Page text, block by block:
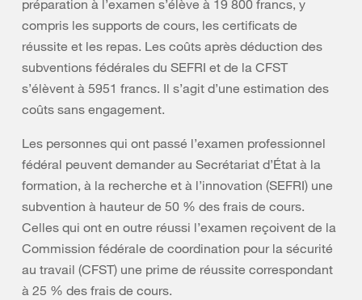
préparation à l’examen s’élève à 19 800 francs, y
compris les supports de cours, les certificats de
réussite et les repas. Les coûts après déduction des
subventions fédérales du SEFRI et de la CFST
s’élèvent à 5951 francs. Il s’agit d’une estimation des
coûts sans engagement.
Les personnes qui ont passé l’examen professionnel
fédéral peuvent demander au Secrétariat d’État à la
formation, à la recherche et à l’innovation (SEFRI) une
subvention à hauteur de 50 % des frais de cours.
Celles qui ont en outre réussi l’examen reçoivent de la
Commission fédérale de coordination pour la sécurité
au travail (CFST) une prime de réussite correspondant
à 25 % des frais de cours.